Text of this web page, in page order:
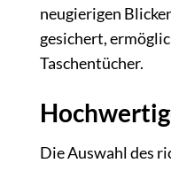
neugierigen
gesichert,
Taschentücher.
Die Auswahl des